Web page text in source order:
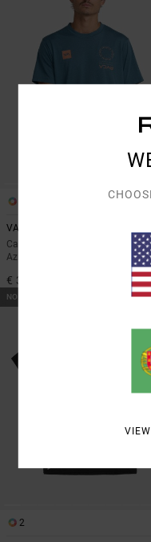
VA Mark 2
Camiseta esportiva de manga
Azul Homem
€ 35,00
NOVO PRODUTO
2